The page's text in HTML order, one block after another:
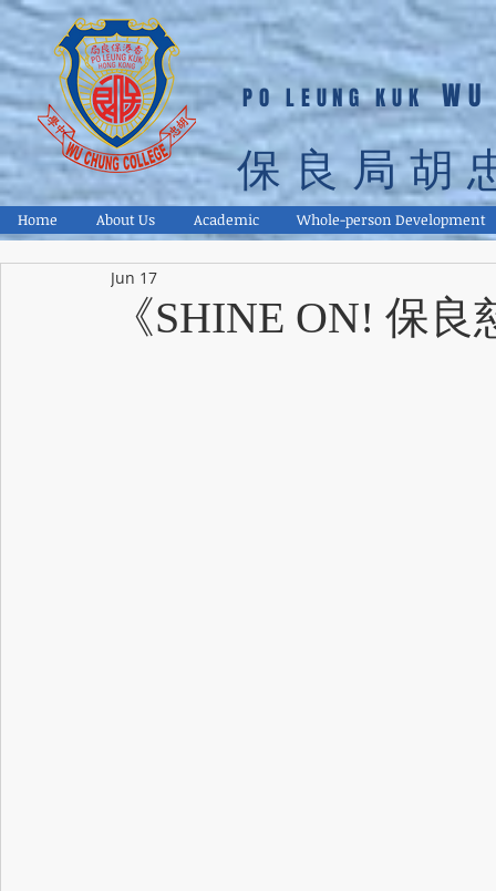
PO LEUNG KUK
保良局胡
Home About Us Academic Whole-person Development
《SHINE ON! 保
Jun 17